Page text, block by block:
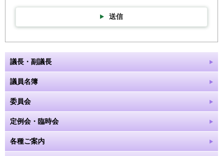
送信
議長・副議長
議員名簿
委員会
定例会・臨時会
各種ご案内